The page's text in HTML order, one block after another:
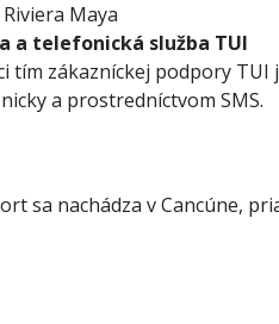
Maya
a telefonická služba TUI
tím zákazníckej podpory
a prostredníctvom SMS.
sa nachádza v Cancúne,